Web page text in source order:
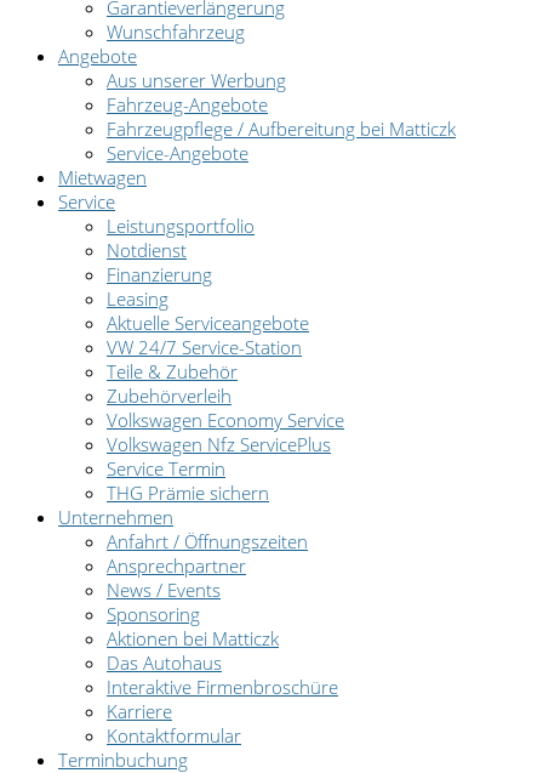
Garantieverlängerung
Wunschfahrzeug
Angebote
Aus unserer Werbung
Fahrzeug-Angebote
Fahrzeugpflege / Aufbereitung bei Matticzk
Service-Angebote
Mietwagen
Service
Leistungsportfolio
Notdienst
Finanzierung
Leasing
Aktuelle Serviceangebote
VW 24/7 Service-Station
Teile & Zubehör
Zubehörverleih
Volkswagen Economy Service
Volkswagen Nfz ServicePlus
Service Termin
THG Prämie sichern
Unternehmen
Anfahrt / Öffnungszeiten
Ansprechpartner
News / Events
Sponsoring
Aktionen bei Matticzk
Das Autohaus
Interaktive Firmenbroschüre
Karriere
Kontaktformular
Terminbuchung